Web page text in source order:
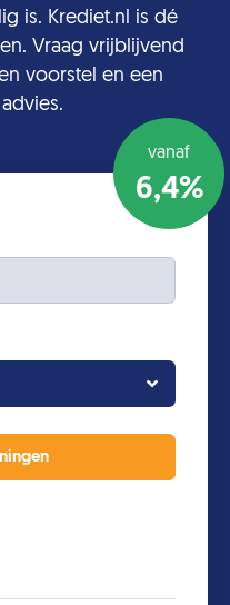
is. Krediet.nl is dé
Vraag vrijblijvend
voorstel en een
vanaf
6,4%